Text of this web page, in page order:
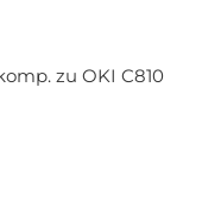
zu OKI C810